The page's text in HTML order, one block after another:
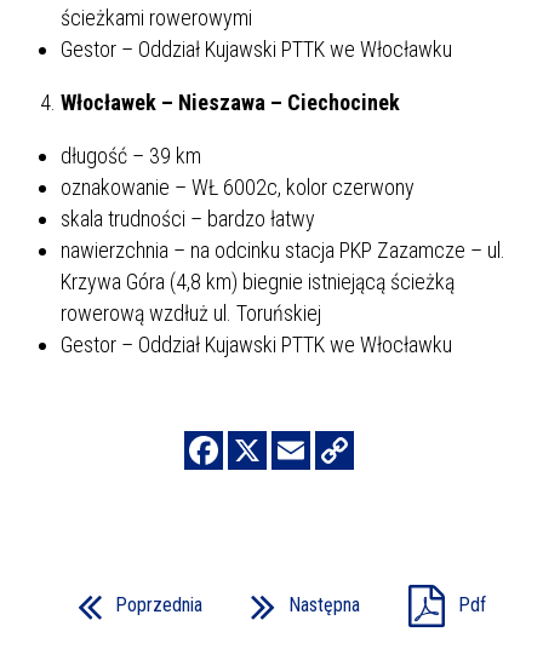
ścieżkami rowerowymi
Gestor – Oddział Kujawski PTTK we Włocławku
Włocławek – Nieszawa – Ciechocinek
długość – 39 km
oznakowanie – WŁ 6002c, kolor czerwony
skala trudności – bardzo łatwy
nawierzchnia – na odcinku stacja PKP Zazamcze – ul.
Krzywa Góra (4,8 km) biegnie istniejącą ścieżką
rowerową wzdłuż ul. Toruńskiej
Gestor – Oddział Kujawski PTTK we Włocławku
Poprzednia Następna Pdf